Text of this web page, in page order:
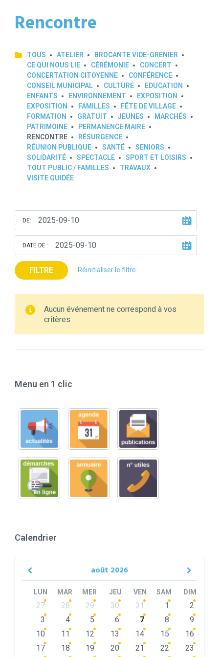
Rencontre
TOUS ATELIER
BROCANTE VIDE-GRENIER
CE QUI NOUS LIE
CÉRÉMONIE
CONCERT
CONCERTATION CITOYENNE
CONFÉRENCE
CONSEIL MUNICIPAL
CULTURE
EDUCATION
ENFANTS
ENVIRONNEMENT
EXPOSITION
EXPOSITION
FAMILLES
FÊTE DE VILLAGE
FORMATION
GRATUIT JEUNES
MARCHÉS
PATRIMOINE
PERMANENCE MAIRE
RENCONTRE
RÉSURGENCE
RÉUNION PUBLIQUE
SANTÉ
SENIORS
SOLIDARITÉ
SPECTACLE
SPORT ET LOISIRS
TOUT PUBLIC / FAMILLES
TRAVAUX
VISITE GUIDÉE
DE:
DATE DE :
FILTRE Réinitialiser le filtre
Aucun événement ne correspond à vos
critères
Menu en 1 clic
Calendrier
août 2026
Previous
LUN MAR MER JEU VEN SAM DIM
Skip
calendar
27 28 29 30 31 1
2
3
4 5 6 7 8
9
10
11 12 13 14 15
16
17
18 19 20 21 22
23